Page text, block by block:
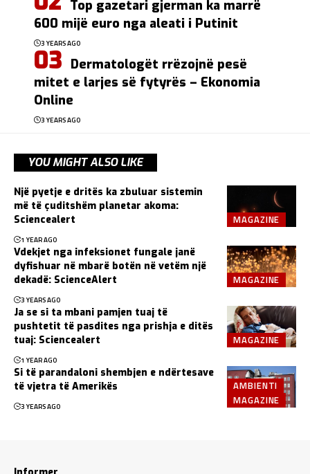
Top gazetari gjerman ka marrë
600 mijë euro nga aleati i Putinit
3 YEARS AGO
Dermatologët rrëzojnë pesë
mitet e larjes së fytyrës – Ekonomia
Online
3 YEARS AGO
YOU MIGHT ALSO LIKE
MAGAZINE
Një pyetje e dritës ka zbuluar sistemin
më të çuditshëm planetar akoma:
Sciencealert
1 YEAR AGO
MAGAZINE
Vdekjet nga infeksionet fungale janë
dyfishuar në mbarë botën në vetëm një
dekadë: ScienceAlert
3 YEARS AGO
MAGAZINE
Ja se si ta mbani pamjen tuaj të
pushtetit të pasdites nga prishja e ditës
tuaj: Sciencealert
1 YEAR AGO
AMBIENTI
MAGAZINE
Si të parandaloni shembjen e ndërtesave
të vjetra të Amerikës
3 YEARS AGO